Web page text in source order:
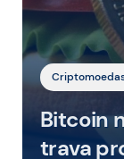
Bitcoin
trava